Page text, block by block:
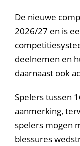
De nieuwe
2026/27 en is
deelnemen en
daarnaast ook
Spelers tussen
aanmerking,
spelers mogen
blessures